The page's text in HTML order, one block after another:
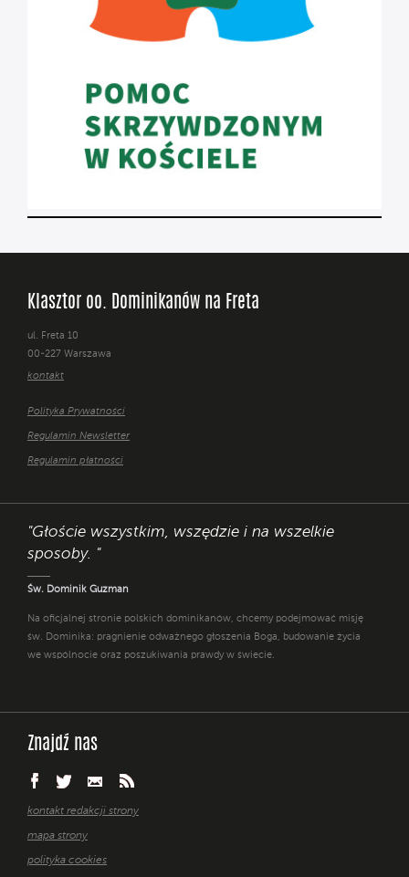
Klasztor oo. Dominikanów na Freta
ul. Freta 10
00-227 Warszawa
kontakt
Polityka Prywatności
Regulamin Newsletter
Regulamin płatności
"Głoście wszystkim, wszędzie i na wszelkie
sposoby. "
Św. Dominik Guzman
Na oficjalnej stronie polskich dominikanów, chcemy podejmować misję
św. Dominika: pragnienie odważnego głoszenia Boga, budowanie życia
we wspólnocie oraz poszukiwania prawdy w świecie.
Znajdź nas
kontakt redakcji strony
mapa strony
polityka cookies